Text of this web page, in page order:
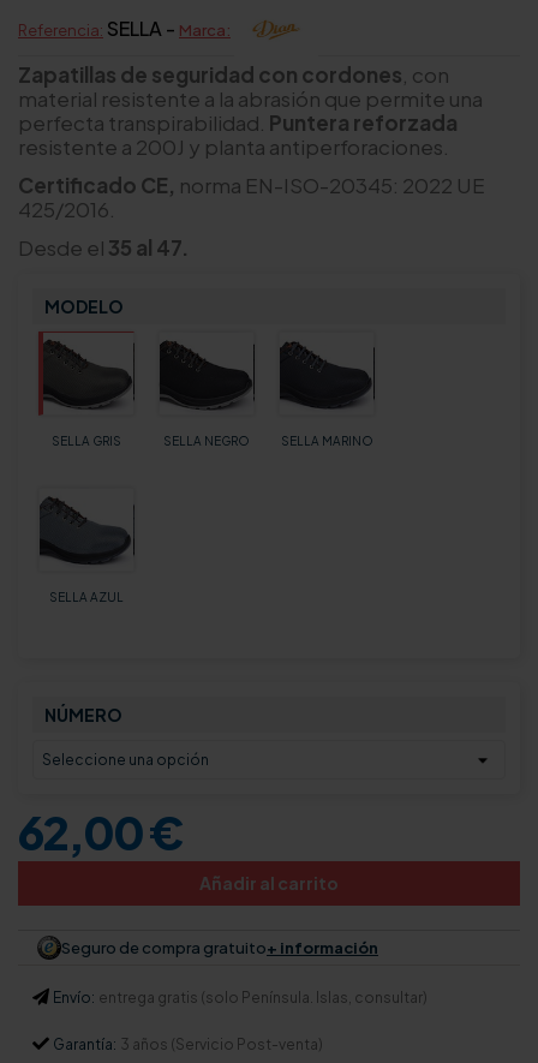
Referencia: SELLA - Marca:
Zapatillas de seguridad con cordones , con
material resistente a la abrasión que permite una
perfecta transpirabilidad. Puntera reforzada
resistente a 200J y planta antiperforaciones.
Certificado CE, norma EN-ISO-20345: 2022 UE
425/2016.
Desde el 35 al 47.
MODELO
SELLA GRIS SELLA NEGRO SELLA MARINO
SELLA AZUL
NÚMERO
62,00 €
Añadir al carrito
Seguro de compra gratuito+ información
Envío: entrega gratis (solo Península. Islas, consultar)
Garantía: 3 años (Servicio Post-venta)